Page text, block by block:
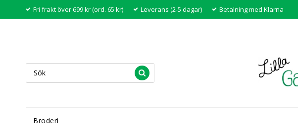
Fri frakt över 699 kr (ord. 65 kr) Leverans (2-5 dagar) Betalning med Klarna
Broderi